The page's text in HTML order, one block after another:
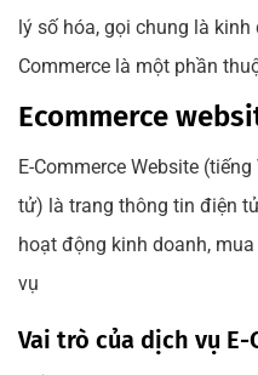
lý số hóa, gọi chung là
Commerce là một phần
Ecommerce
E-Commerce Website
tử) là trang thông tin điện
hoạt động kinh doanh,
vụ
Vai trò của dịch vụ